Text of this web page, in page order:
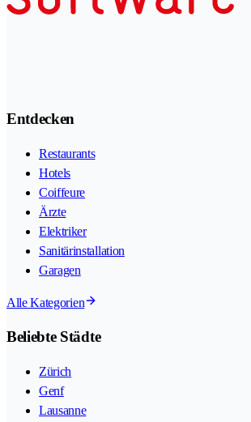
Entdecken
Restaurants
Hotels
Coiffeure
Ärzte
Elektriker
Sanitärinstallation
Garagen
Alle Kategorien
Beliebte Städte
Zürich
Genf
Lausanne